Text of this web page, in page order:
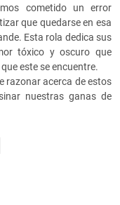
cometido un error
que quedarse en esa
Esta rola dedica sus
tóxico y oscuro que
este se encuentre.
razonar acerca de estos
nuestras ganas de